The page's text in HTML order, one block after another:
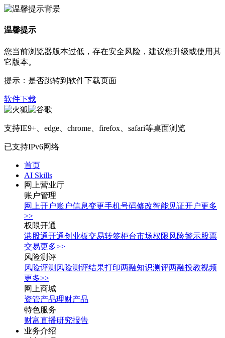
温馨提示
您当前浏览器版本过低，存在安全风险，建议您升级或使用其
它版本。
提示：是否跳转到软件下载页面
软件下载
支持IE9+、edge、chrome、firefox、safari等桌面浏览
已支持IPv6网络
首页
AI Skills
网上营业厅
账户管理
网上开户账户信息变更手机号码修改智能见证开户更多
>>
权限开通
港股通开通创业板交易转签柜台市场权限风险警示股票
交易更多>>
风险测评
风险评测 风险测评结果打印两融知识测评两融投教视频
更多>>
网上商城
资管产品理财产品
特色服务
财富直播研究报告
业务介绍